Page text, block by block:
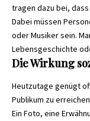
tragen dazu bei,
Dabei müssen
oder Musiker sein.
Lebensgeschichte
Die Wirkung
Heutzutage genügt
Publikum zu
Ein Foto, eine